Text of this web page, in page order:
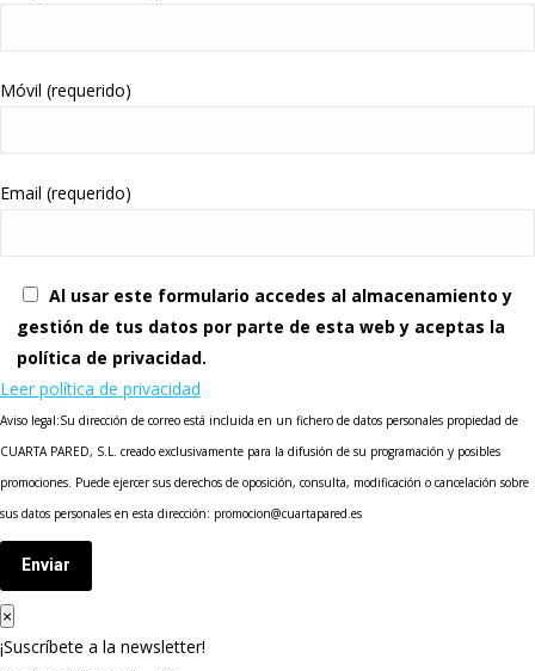
Móvil (requerido)
Email (requerido)
Al usar este formulario accedes al almacenamiento y
gestión de tus datos por parte de esta web y aceptas la
política de privacidad.
Leer política de privacidad
Aviso legal:Su dirección de correo está incluida en un fichero de datos personales propiedad de
CUARTA PARED, S.L. creado exclusivamente para la difusión de su programación y posibles
promociones. Puede ejercer sus derechos de oposición, consulta, modificación o cancelación sobre
sus datos personales en esta dirección: promocion@cuartapared.es
Enviar
×
¡Suscríbete a la newsletter!